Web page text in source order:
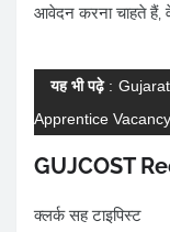
आवेदन करना चाहते
यह भी पढ़े:
Apprentice Vacancy
GUJCOST
क्लर्क सह टाइपिस्ट